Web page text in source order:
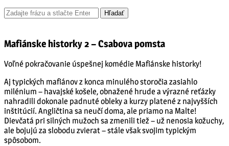
Mafiánske historky 2 – Csabova pomsta
Voľné pokračovanie úspešnej komédie Mafiánske historky!
Aj typických mafiánov z konca minulého storočia zasiahlo
milénium – havajské košele, obnažené hrude a výrazné reťázky
nahradili dokonale padnuté obleky a kurzy platené z najvyšších
inštitúcií. Angličtina sa neučí doma, ale priamo na Malte!
Dievčatá pri silných mužoch sa zmenili tiež – už nenosia kožuchy,
ale bojujú za slobodu zvierat – stále však svojim typickým
spôsobom.